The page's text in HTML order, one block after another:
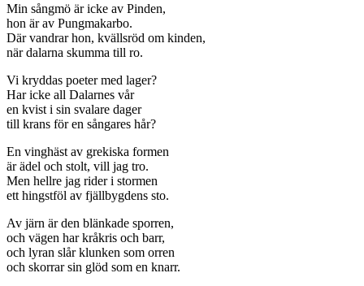
Min sångmö är icke av Pinden,
hon är av Pungmakarbo.
Där vandrar hon, kvällsröd om kinden,
när dalarna skumma till ro.
Vi kryddas poeter med lager?
Har icke all Dalarnes vår
en kvist i sin svalare dager
till krans för en sångares hår?
En vinghäst av grekiska formen
är ädel och stolt, vill jag tro.
Men hellre jag rider i stormen
ett hingstföl av fjällbygdens sto.
Av järn är den blänkade sporren,
och vägen har kråkris och barr,
och lyran slår klunken som orren
och skorrar sin glöd som en knarr.